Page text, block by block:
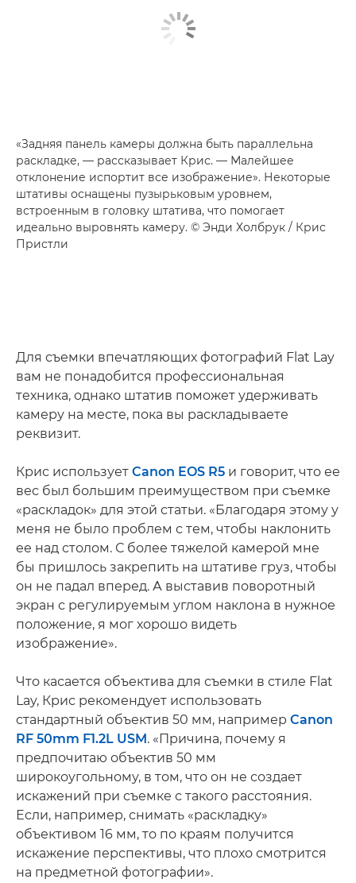
«Задняя панель камеры должна быть параллельна
раскладке, — рассказывает Крис. — Малейшее
отклонение испортит все изображение». Некоторые
штативы оснащены пузырьковым уровнем,
встроенным в головку штатива, что помогает
идеально выровнять камеру. © Энди Холбрук / Крис
Пристли
Для съемки впечатляющих фотографий Flat Lay
вам не понадобится профессиональная
техника, однако штатив поможет удерживать
камеру на месте, пока вы раскладываете
реквизит.
Крис использует Canon EOS R5 и говорит, что ее
вес был большим преимуществом при съемке
«раскладок» для этой статьи. «Благодаря этому у
меня не было проблем с тем, чтобы наклонить
ее над столом. С более тяжелой камерой мне
бы пришлось закрепить на штативе груз, чтобы
он не падал вперед. А выставив поворотный
экран с регулируемым углом наклона в нужное
положение, я мог хорошо видеть
изображение».
Что касается объектива для съемки в стиле Flat
Lay, Крис рекомендует использовать
стандартный объектив 50 мм, например Canon
RF 50mm F1.2L USM. «Причина, почему я
предпочитаю объектив 50 мм
широкоугольному, в том, что он не создает
искажений при съемке с такого расстояния.
Если, например, снимать «раскладку»
объективом 16 мм, то по краям получится
искажение перспективы, что плохо смотрится
на предметной фотографии».